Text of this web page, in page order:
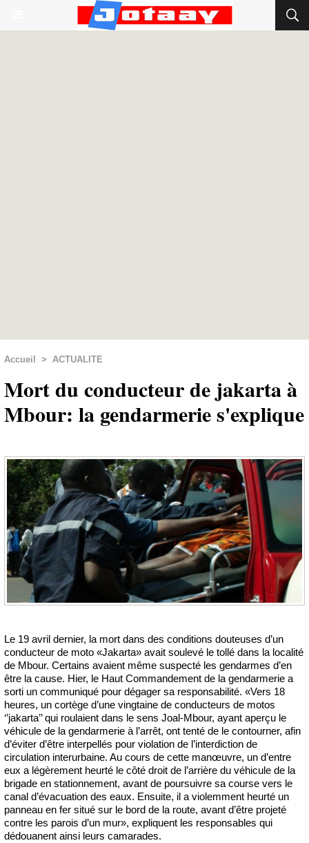
Accueil > ACTUALITE
Mort du conducteur de jakarta à
Mbour: la gendarmerie s'explique
Le 19 avril dernier, la mort dans des conditions douteuses d’un
conducteur de moto «Jakarta» avait soulevé le tollé dans la localité
de Mbour. Certains avaient même suspecté les gendarmes d’en
être la cause. Hier, le Haut Commandement de la gendarmerie a
sorti un communiqué pour dégager sa responsabilité. «Vers 18
heures, un cortège d’une vingtaine de conducteurs de motos
‘’jakarta’’ qui roulaient dans le sens Joal-Mbour, ayant aperçu le
véhicule de la gendarmerie à l’arrêt, ont tenté de le contourner, afin
d’éviter d’être interpellés pour violation de l’interdiction de
circulation interurbaine. Au cours de cette manœuvre, un d’entre
eux a légèrement heurté le côté droit de l’arrière du véhicule de la
brigade en stationnement, avant de poursuivre sa course vers le
canal d’évacuation des eaux. Ensuite, il a violemment heurté un
panneau en fer situé sur le bord de la route, avant d’être projeté
contre les parois d’un mur», expliquent les responsables qui
dédouanent ainsi leurs camarades.